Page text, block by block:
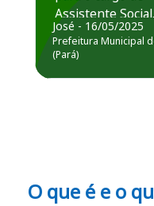
Assistente
estou atuando na
Prefeitura de
José - 16/05/2025
Prefeitura Municipal
(Pará)
O que é e o